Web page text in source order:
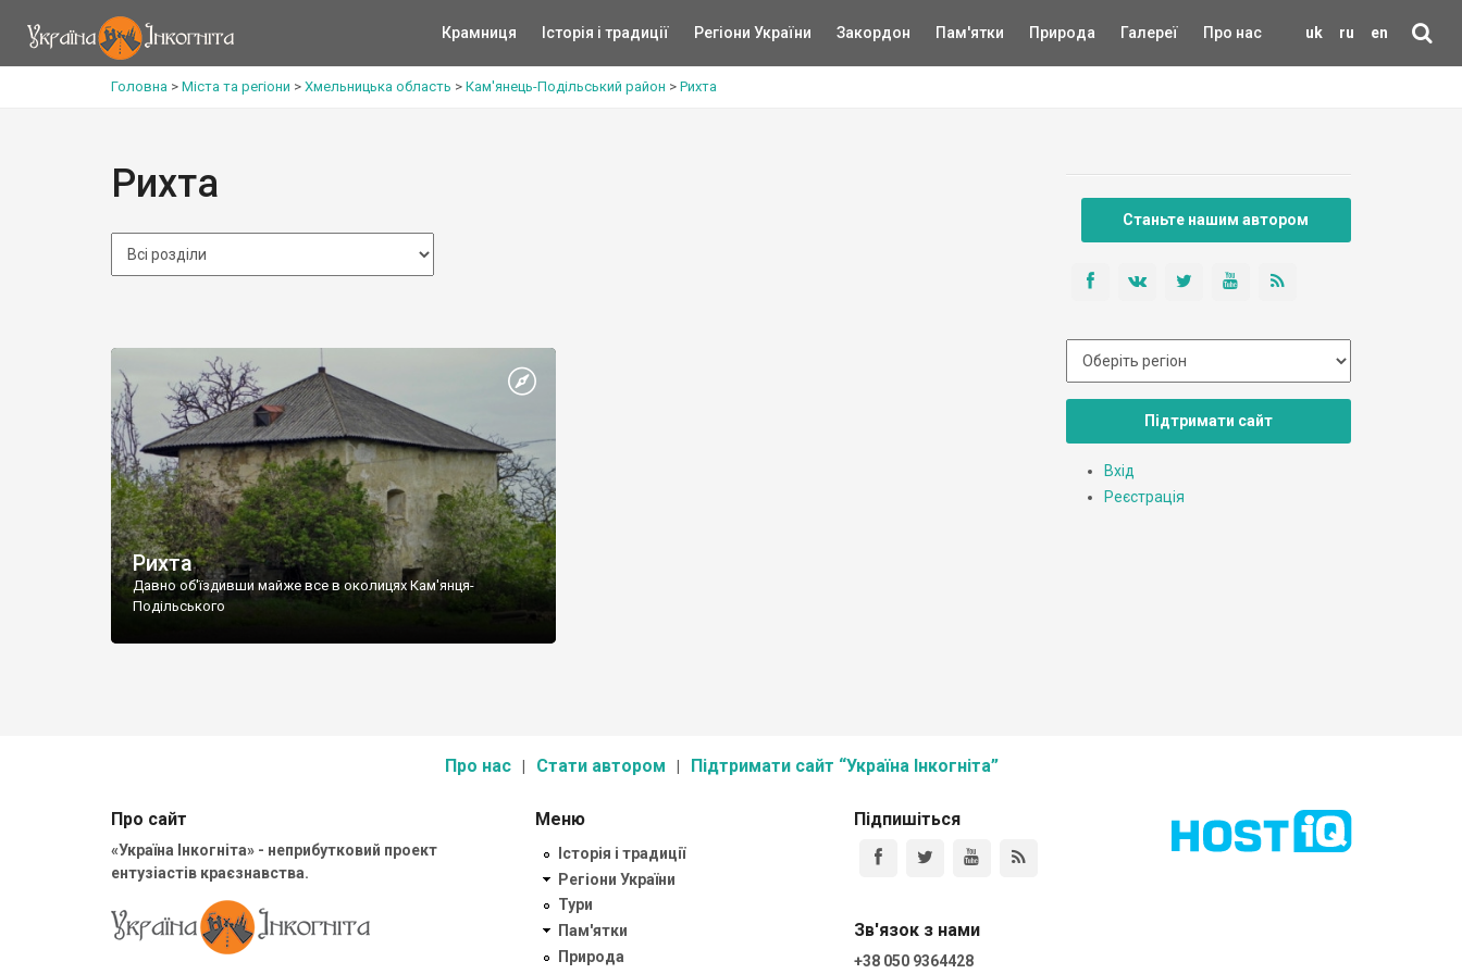
uk ru en
Крамниця Історія і традиції Регіони України Закордон Пам'ятки Природа Галереї Про нас
Головна > Міста та регіони > Хмельницька область > Кам'янець-Подільський район > Рихта
Рихта
Рихта
Давно об'їздивши майже все в околицях Кам'янця-
Подільського
Станьте нашим автором
Підтримати сайт
Вхід
Реєстрація
Про нас Стати автором Підтримати сайт “Україна Інкогніта”
Про сайт
«Україна Інкогніта» - неприбутковий проект
ентузіастів краєзнавства.
Меню
Історія і традиції
Регіони України
Тури
Пам'ятки
Природа
Підпишіться
Зв'язок з нами
+38 050 9364428